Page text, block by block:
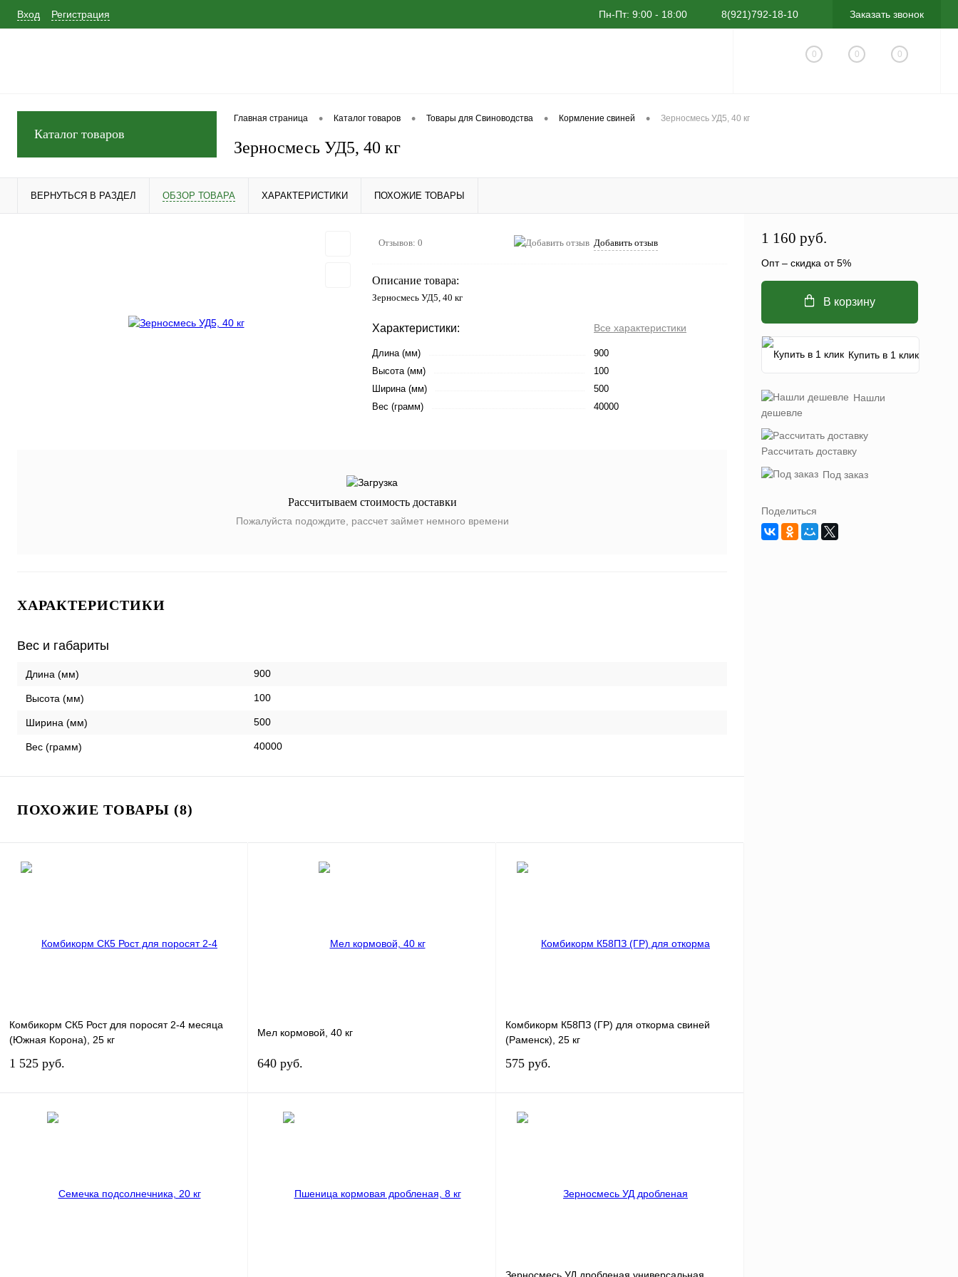
Вход Регистрация Пн-Пт: 9:00 - 18:00 8(921)792-18-10 Заказать звонок
0 0 0
Каталог товаров
Главная страница • Каталог товаров • Товары для Свиноводства • Кормление свиней • Зерносмесь УД5, 40 кг
Зерносмесь УД5, 40 кг
ВЕРНУТЬСЯ В РАЗДЕЛ ОБЗОР ТОВАРА ХАРАКТЕРИСТИКИ ПОХОЖИЕ ТОВАРЫ
Отзывов: 0 Добавить отзыв
Описание товара:
Зерносмесь УД5, 40 кг
Характеристики: Все характеристики
Длина (мм)
900
Высота (мм)
100
Ширина (мм)
500
Вес (грамм)
40000
Рассчитываем стоимость доставки
Пожалуйста подождите, рассчет займет немного времени
ХАРАКТЕРИСТИКИ
Вес и габариты
Длина (мм) 900
Высота (мм) 100
Ширина (мм) 500
Вес (грамм) 40000
ПОХОЖИЕ ТОВАРЫ (8)
Комбикорм СК5 Рост для поросят 2-4 месяца
(Южная Корона), 25 кг
1 525 руб.
Мел кормовой, 40 кг
640 руб.
Комбикорм К58ПЗ (ГР) для откорма свиней
(Раменск), 25 кг
575 руб.
наличии
1 160 руб.
Опт – скидка от 5%
В корзину
Купить в 1 клик
Нашли
дешевле
Рассчитать доставку
Под заказ
Поделиться